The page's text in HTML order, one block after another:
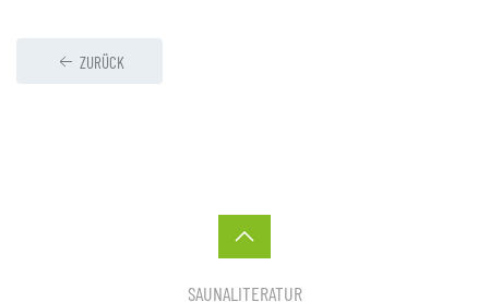
ZURÜCK
SAUNALITERATUR